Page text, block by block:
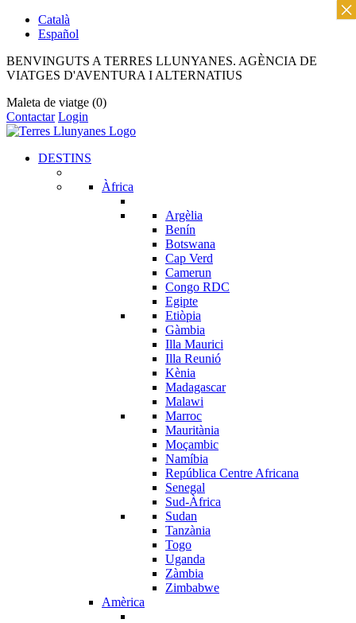
Català
Español
BENVINGUTS A TERRES LLUNYANES. AGÈNCIA DE
VIATGES D'AVENTURA I ALTERNATIUS
Maleta de viatge (0)
Contactar Login
DESTINS
Àfrica
Argèlia
Benín
Botswana
Cap Verd
Camerun
Congo RDC
Egipte
Etiòpia
Gàmbia
Illa Maurici
Illa Reunió
Kènia
Madagascar
Malawi
Marroc
Mauritània
Moçambic
Namíbia
República Centre Africana
Senegal
Sud-Àfrica
Sudan
Tanzània
Togo
Uganda
Zàmbia
Zimbabwe
Amèrica
×